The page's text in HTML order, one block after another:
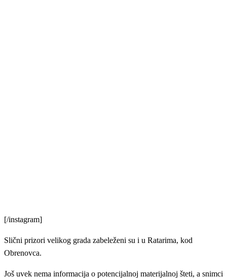
[/instagram]
Slični prizori velikog grada zabeleženi su i u Ratarima, kod
Obrenovca.
Još uvek nema informacija o potencijalnoj materijalnoj šteti, a snimci